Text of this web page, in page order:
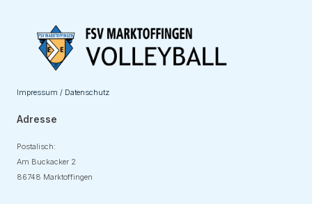
Impressum / Datenschutz
Adresse
Postalisch:
Am Buckacker 2
86748 Marktoffingen